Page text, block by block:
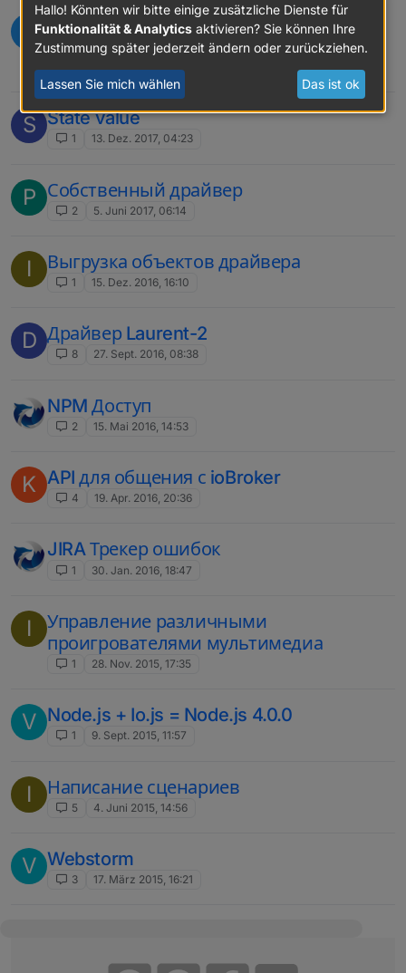
O К вопросу о правильности работы
датчика движения aqara
S State value
1 13. Dez. 2017, 04:23
P Собственный драйвер
2 5. Juni 2017, 06:14
I Выгрузка объектов драйвера
1 15. Dez. 2016, 16:10
D Драйвер Laurent-2
8 27. Sept. 2016, 08:38
NPM Доступ
2 15. Mai 2016, 14:53
K API для общения с ioBroker
4 19. Apr. 2016, 20:36
JIRA Трекер ошибок
1 30. Jan. 2016, 18:47
I
Управление различными
проигрователями мультимедиа
1 28. Nov. 2015, 17:35
V Node.js + Io.js = Node.js 4.0.0
1 9. Sept. 2015, 11:57
I Написание сценариев
5 4. Juni 2015, 14:56
V Webstorm
3 17. März 2015, 16:21
Hallo! Könnten wir bitte einige zusätzliche Dienste für
Funktionalität & Analytics aktivieren? Sie können Ihre
Zustimmung später jederzeit ändern oder zurückziehen.
Lassen Sie mich wählen Das ist ok